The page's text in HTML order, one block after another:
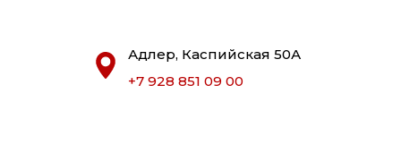
Адлер, Каспийская 50А
+7 928 851 09 00